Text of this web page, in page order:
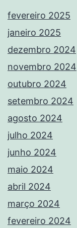
fevereiro 2025
janeiro 2025
dezembro 2024
novembro 2024
outubro 2024
setembro 2024
agosto 2024
julho 2024
junho 2024
maio 2024
abril 2024
março 2024
fevereiro 2024